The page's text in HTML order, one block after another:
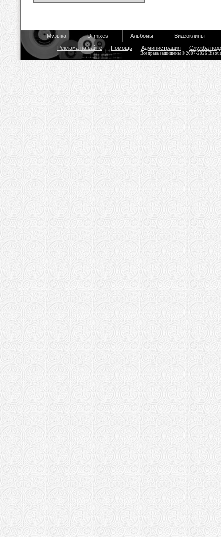
Музыка Dj mixes Альбомы Видеоклипы
Реклама на сайте Помощь Администрация Служба
Все права защищены © 2007-2026